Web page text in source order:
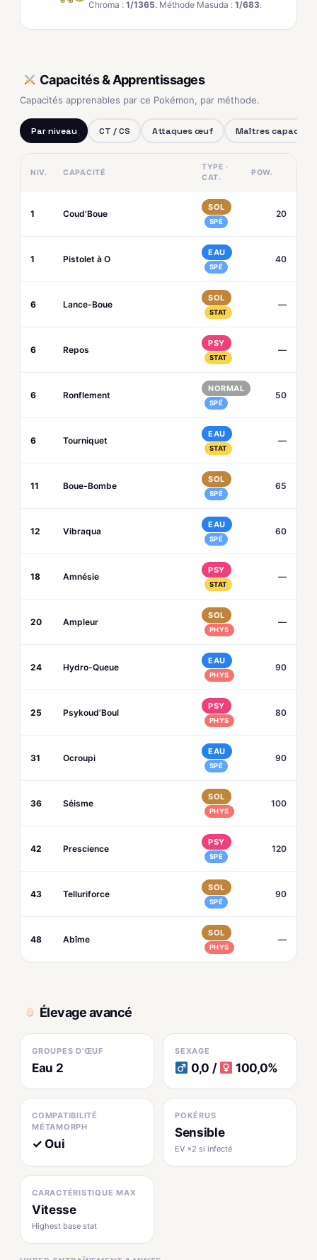
Chroma : 1/1365. Méthode Masuda : 1/683.
Capacités & Apprentissages
Capacités apprenables par ce Pokémon, par méthode.
Par niveau CT / CS Attaques œuf Maîtres capacités
NIV. CAPACITÉ
TYPE ·
CAT.
POW.
1 Coud’Boue
SOL
SPÉ
20
1 Pistolet à O
EAU
SPÉ
40
6 Lance-Boue
SOL
STAT
—
6 Repos
PSY
STAT
—
6 Ronflement
NORMAL
SPÉ
50
6 Tourniquet
EAU
STAT
—
11 Boue-Bombe
SOL
SPÉ
65
12 Vibraqua
EAU
SPÉ
60
18 Amnésie
PSY
STAT
—
20 Ampleur
SOL
PHYS
—
24 Hydro-Queue
EAU
PHYS
90
25 Psykoud’Boul
PSY
PHYS
80
31 Ocroupi
EAU
SPÉ
90
36 Séisme
SOL
PHYS
100
42 Prescience
PSY
SPÉ
120
43 Telluriforce
SOL
SPÉ
90
48 Abîme
SOL
PHYS
—
Élevage avancé
GROUPES D'ŒUF
Eau 2
SEXAGE
0,0 / 100,0%
COMPATIBILITÉ
MÉTAMORPH
✓ Oui
POKÉRUS
Sensible
EV ×2 si infecté
CARACTÉRISTIQUE MAX
Vitesse
Highest base stat